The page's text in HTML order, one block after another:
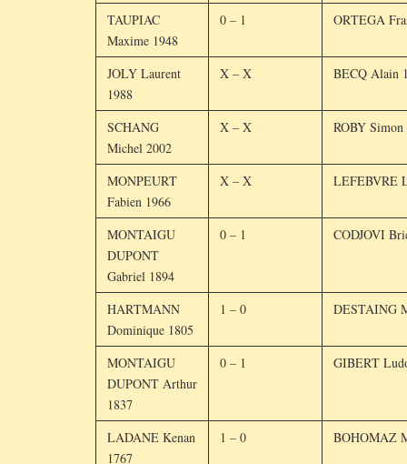
TAUPIAC
Maxime 1948
0 – 1 ORTEGA
JOLY Laurent
1988
X – X BECQ Alain
SCHANG
Michel 2002
X – X ROBY Simon
MONPEURT
Fabien 1966
X – X LEFEBVRE
MONTAIGU
DUPONT
Gabriel 1894
0 – 1 CODJOVI
HARTMANN
Dominique 1805
1 – 0 DESTAING
MONTAIGU
DUPONT Arthur
1837
0 – 1 GIBERT
LADANE Kenan
1767
1 – 0 BOHOMAZ